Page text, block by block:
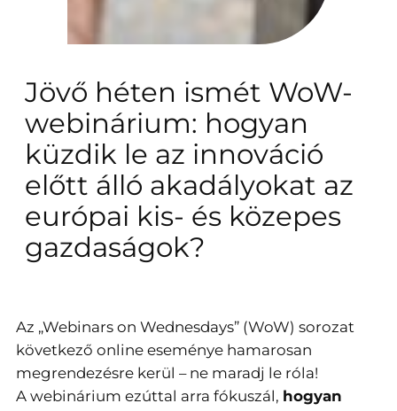
Jövő héten ismét WoW-
webinárium: hogyan
küzdik le az innováció
előtt álló akadályokat az
európai kis- és közepes
gazdaságok?
Az „Webinars on Wednesdays” (WoW) sorozat
következő online eseménye hamarosan
megrendezésre kerül – ne maradj le róla!
A webinárium ezúttal arra fókuszál, hogyan